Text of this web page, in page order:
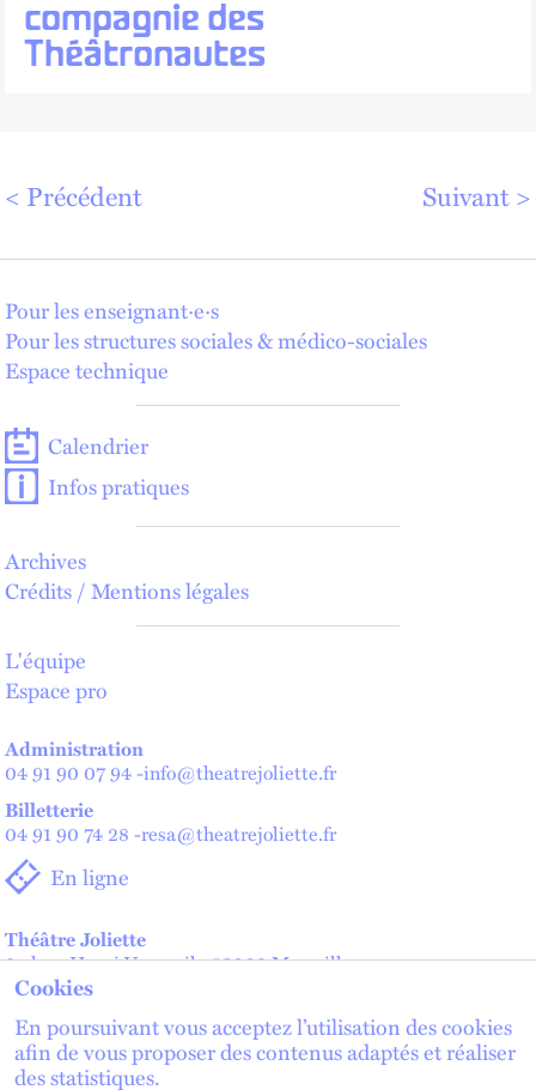
compagnie des
Théâtronautes
Précédent Suivant
Pour les enseignant·e·s
Pour les structures sociales & médico-sociales
Espace technique
Calendrier
Infos pratiques
Archives
Crédits / Mentions légales
L'équipe
Espace pro
Administration
04 91 90 07 94-info@theatrejoliette.fr
Billetterie
04 91 90 74 28 -resa@theatrejoliette.fr
En ligne
Théâtre Joliette
2 place Henri Verneuil - 13002 Marseille
Théâtre de Lenche — Maison des artistes
2 place de Lenche - 13002 Marseille
Cookies
En poursuivant vous acceptez l’utilisation des cookies
afin de vous proposer des contenus adaptés et réaliser
des statistiques.